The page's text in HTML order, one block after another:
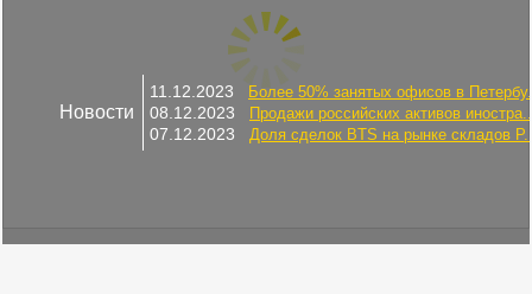
Новости
11.12.2023 Более 50% занятых офисов в
08.12.2023 Продажи российских активов
07.12.2023 Доля сделок BTS на рынке складов